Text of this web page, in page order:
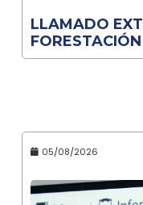
LLAMADO
FORESTACIÓN
05/08/2026